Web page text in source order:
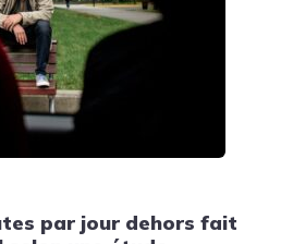
par jour dehors fait